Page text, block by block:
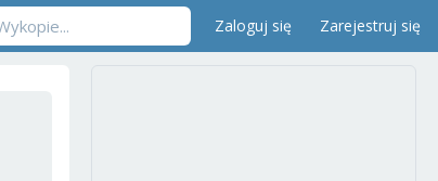
Zaloguj się Zarejestruj się